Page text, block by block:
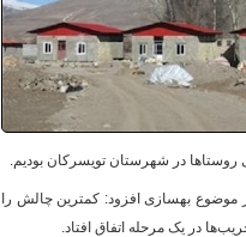
روستاها در شهرستان تویسرکان بودیم.
موضوع بهسازی افزود: کمترین چالش را
در یک مرحله اتفاق افتاد.